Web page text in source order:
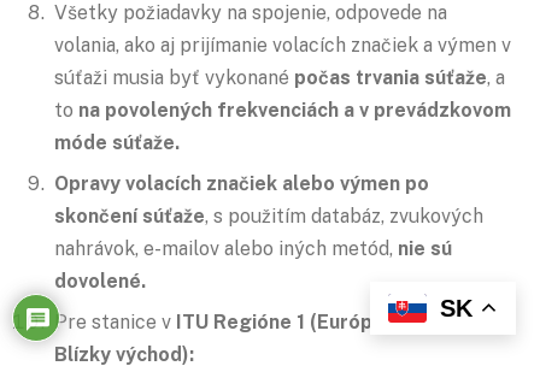
Všetky požiadavky na spojenie, odpovede na
volania, ako aj prijímanie volacích značiek a výmen v
súťaži musia byť vykonané počas trvania súťaže, a
to na povolených frekvenciách a v prevádzkovom
móde súťaže.
Opravy volacích značiek alebo výmen po
skončení súťaže, s použitím databáz, zvukových
nahrávok, e-mailov alebo iných metód, nie sú
dovolené.
Pre stanice v ITU Regióne 1 (Európa, Afrika,
Blízky východ):
SK